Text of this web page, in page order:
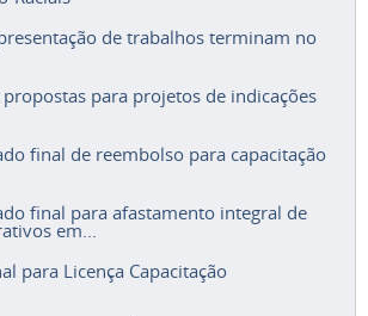
de trabalhos terminam no
propostas para projetos de indicações
final de reembolso para capacitação
final para afastamento integral de
em...
para Licença Capacitação